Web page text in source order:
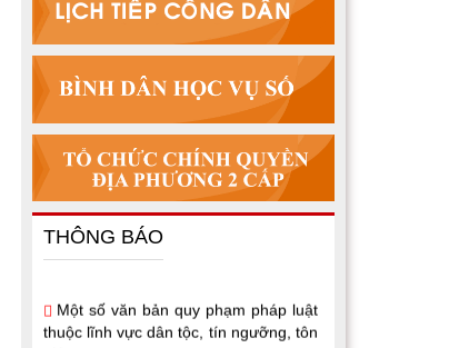
THÔNG BÁO
thuộc lĩnh vực dân tộc, tín ngưỡng, tôn
giáo (15/07/2026)